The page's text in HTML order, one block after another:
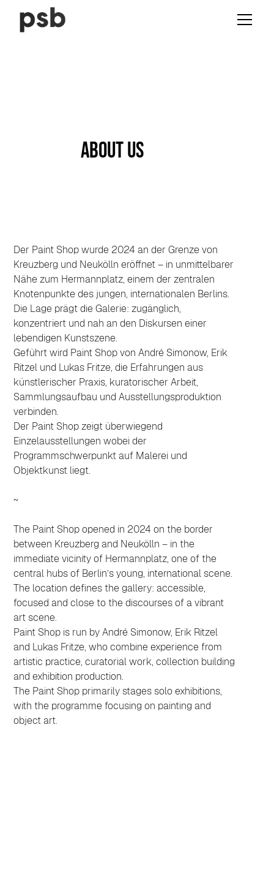
About us
Der Paint Shop wurde 2024 an der Grenze von
Kreuzberg und Neukölln eröffnet – in unmittelbarer
Nähe zum Hermannplatz, einem der zentralen
Knotenpunkte des jungen, internationalen Berlins.
Die Lage prägt die Galerie: zugänglich,
konzentriert und nah an den Diskursen einer
lebendigen Kunstszene.
Geführt wird Paint Shop von André Simonow, Erik
Ritzel und Lukas Fritze, die Erfahrungen aus
künstlerischer Praxis, kuratorischer Arbeit,
Sammlungsaufbau und Ausstellungsproduktion
verbinden.
Der Paint Shop zeigt überwiegend
Einzelausstellungen wobei der
Programmschwerpunkt auf Malerei und
Objektkunst liegt.
~
The Paint Shop opened in 2024 on the border
between Kreuzberg and Neukölln – in the
immediate vicinity of Hermannplatz, one of the
central hubs of Berlin’s young, international scene.
The location defines the gallery: accessible,
focused and close to the discourses of a vibrant
art scene.
Paint Shop is run by André Simonow, Erik Ritzel
and Lukas Fritze, who combine experience from
artistic practice, curatorial work, collection building
and exhibition production.
The Paint Shop primarily stages solo exhibitions,
with the programme focusing on painting and
object art.